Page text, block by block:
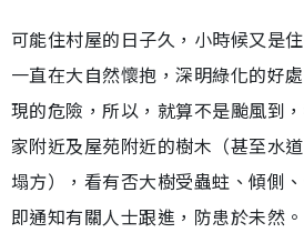
可能住村屋的日子久，小時候又是
一直在大自然懷抱，深明綠化的好
現的危險，所以，就算不是颱風到
家附近及屋苑附近的樹木（甚至水
塌方），看有否大樹受蟲蛀、傾側
即通知有關人士跟進，防患於未然。